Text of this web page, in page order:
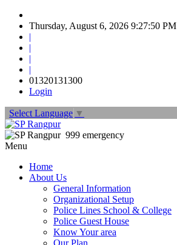
Thursday, August 6, 2026 9:27:52 PM
|
|
|
|
01320131300
Login
Select Language ▼
999 emergency
Menu
Home
About Us
General Information
Organizational Setup
Police Lines School & College
Police Guest House
Know Your area